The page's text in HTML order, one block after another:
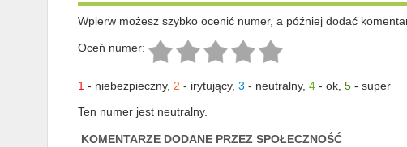
Wpierw możesz szybko ocenić numer, a później dodać
Oceń numer:
1- niebezpieczny, 2 - irytujący, 3 - neutralny, 4- ok, 5- super
Ten numer jest neutralny.
KOMENTARZE DODANE PRZEZ SPOŁECZNOŚĆ